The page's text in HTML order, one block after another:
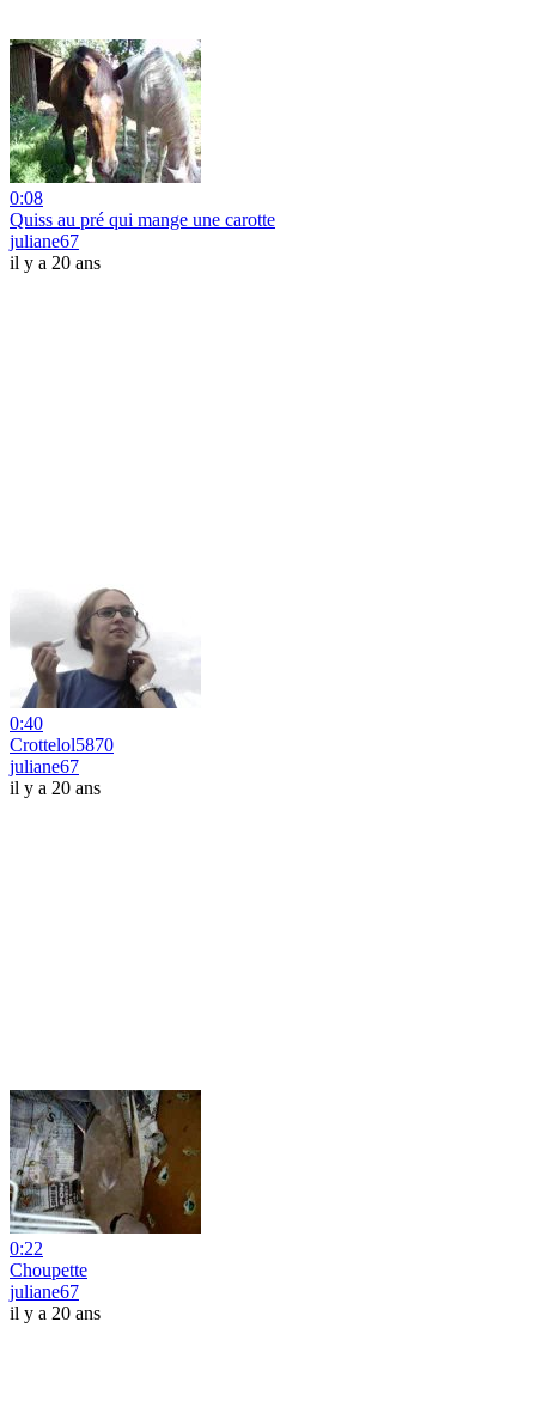
0:08
Quiss au pré qui mange une carotte
juliane67
il y a 20 ans
0:40
Crottelol5870
juliane67
il y a 20 ans
0:22
Choupette
juliane67
il y a 20 ans